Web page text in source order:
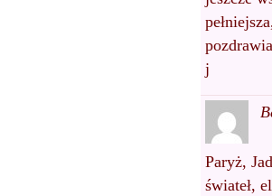
j
Paryż,
świateł,